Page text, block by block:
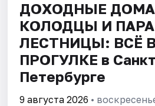
ДОХОДНЫЕ
КОЛОДЦЫ И
ЛЕСТНИЦЫ: ВСЁ
ПРОГУЛКЕ в
Петербурге
9 августа 2026 •